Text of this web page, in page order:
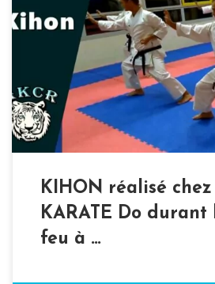
La crise sanitaire et le couvre-feu
rendu difficiles les entrainements
fermeture des dojos dans de
dojo de Rouen ayant été fermé,
effectués étaient compromis. Mais
sur l’aide de nos amis d’ODA Karaté
KIHON réalisé chez
KARATE Do durant
feu à …